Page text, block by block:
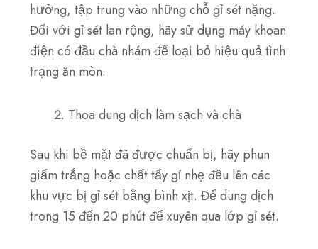
hưởng, tập trung vào những chỗ gỉ sét nặng.
Đối với gỉ sét lan rộng, hãy sử dụng máy khoan
điện có đầu chà nhám để loại bỏ hiệu quả tình
trạng ăn mòn.
Thoa dung dịch làm sạch và chà
Sau khi bề mặt đã được chuẩn bị, hãy phun
giấm trắng hoặcchất tẩy gỉ nhẹđều lên các
khu vực bị gỉ sét bằng bình xịt. Để dung dịch
trong 15 đến 20 phútđể xuyên qua lớp gỉ sét.